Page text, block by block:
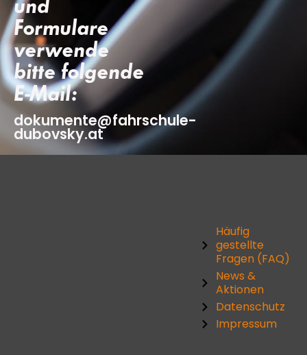
und
Formulare
verwende
bitte folgende
E-Mail:
dokumente@fahrschule-
dubovsky.at
Häufig
gestellte
Fragen (FAQ)
News &
Aktionen
Datenschutz
Impressum